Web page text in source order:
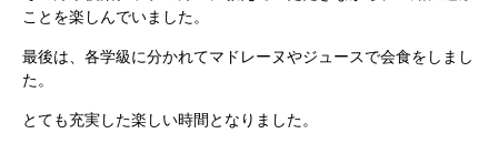
ことを楽しんでいました。
最後は、各学級に分かれてマドレーヌやジュースで会食をしまし
た。
とても充実した楽しい時間となりました。